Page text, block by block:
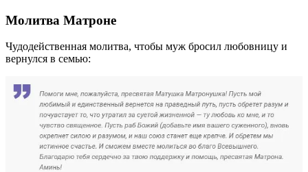
Молитва Матроне
Чудодейственная молитва, чтобы муж бросил любовницу и
вернулся в семью: